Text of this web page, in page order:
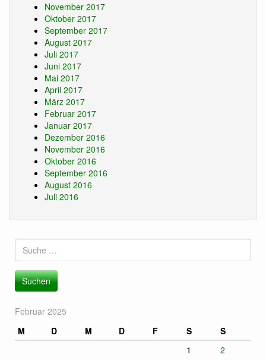
November 2017
Oktober 2017
September 2017
August 2017
Juli 2017
Juni 2017
Mai 2017
April 2017
März 2017
Februar 2017
Januar 2017
Dezember 2016
November 2016
Oktober 2016
September 2016
August 2016
Juli 2016
Suche
nach:
Februar 2025
M
D M D F S
S
1
2